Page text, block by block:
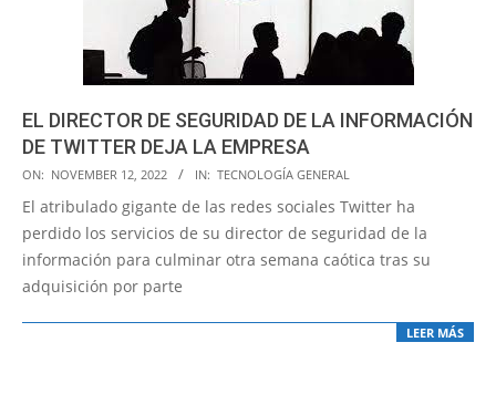
EL DIRECTOR DE SEGURIDAD DE LA INFORMACIÓN
DE TWITTER DEJA LA EMPRESA
2022-
11-
12
ON: NOVEMBER 12, 2022 IN: TECNOLOGÍA GENERAL
El atribulado gigante de las redes sociales Twitter ha
perdido los servicios de su director de seguridad de la
información para culminar otra semana caótica tras su
adquisición por parte
LEER MÁS